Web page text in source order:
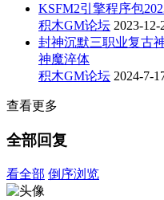
KSFM2引擎程序包
积木GM论坛 2023-12-
封神沉默三职业复古
神魔淬体
积木GM论坛 2024-7-
查看更多
全部回复
看全部 倒序浏览